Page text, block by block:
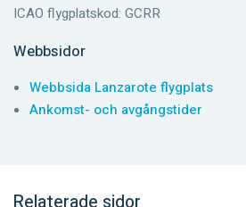
ICAO flygplatskod: GCRR
Webbsidor
Webbsida Lanzarote flygplats
Ankomst- och avgångstider